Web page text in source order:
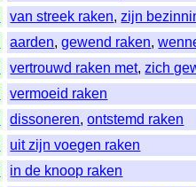
van streek raken,zijn
aarden,gewend raken,
vertrouwd raken met,zich
vermoeid raken
dissoneren,ontstemd raken
uit zijn voegen raken
in de knoop raken